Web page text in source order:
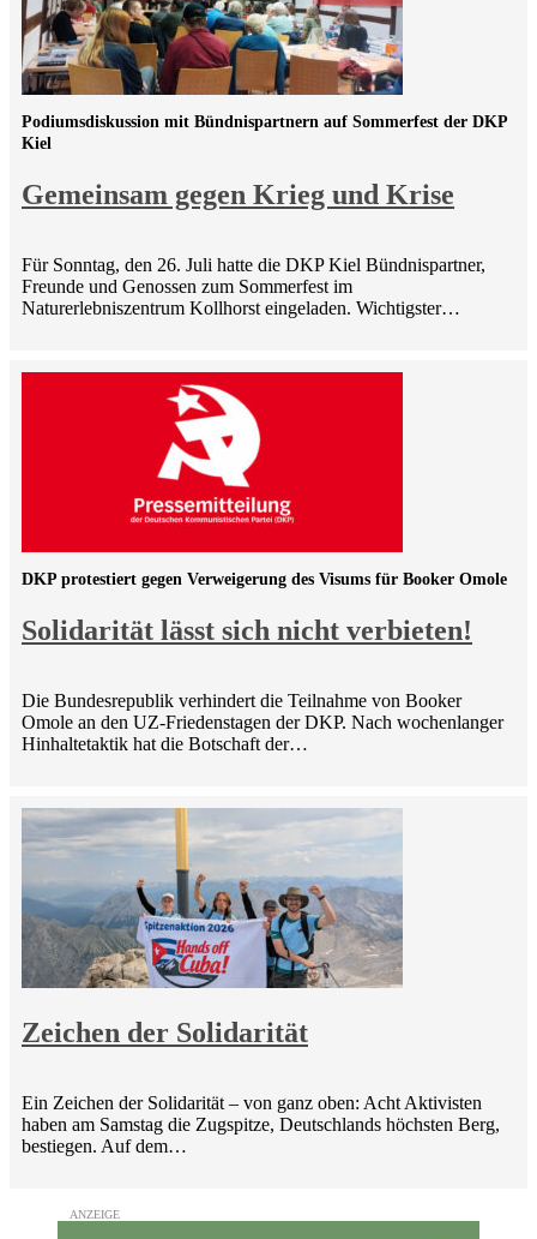
Gemeinsam gegen Krieg und Krise
Podiumsdiskussion mit Bündnispartnern auf Sommerfest der DKP
Kiel
Für Sonntag, den 26. Juli hatte die DKP Kiel Bündnispartner,
Freunde und Genossen zum Sommerfest im
Naturerlebniszentrum Kollhorst eingeladen. Wichtigster…
Solidarität lässt sich nicht verbieten!
DKP protestiert gegen Verweigerung des Visums für Booker Omole
Die Bundesrepublik verhindert die Teilnahme von Booker
Omole an den UZ-Friedenstagen der DKP. Nach wochenlanger
Hinhaltetaktik hat die Botschaft der…
Zeichen der Solidarität
Ein Zeichen der Solidarität – von ganz oben: Acht Aktivisten
haben am Samstag die Zugspitze, Deutschlands höchsten Berg,
bestiegen. Auf dem…